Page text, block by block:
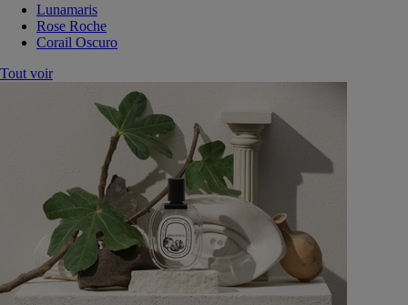
Lunamaris
Rose Roche
Corail Oscuro
Tout voir